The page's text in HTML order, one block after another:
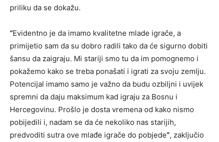
priliku da se dokažu.
“Evidentno je da imamo kvalitetne mlade igrače, a
primijetio sam da su dobro radili tako da će sigurno dobiti
šansu da zaigraju. Mi stariji smo tu da im pomognemo i
pokažemo kako se treba ponašati i igrati za svoju zemlju.
Potencijal imamo samo je važno da budu ozbiljni i uvijek
spremni da daju maksimum kad igraju za Bosnu i
Hercegovinu. Prošlo je dosta vremena od kako nismo
pobijedili i, nadam se da će nekoliko nas starijih,
predvoditi sutra ove mlađe igrače do pobjede”, zaključio